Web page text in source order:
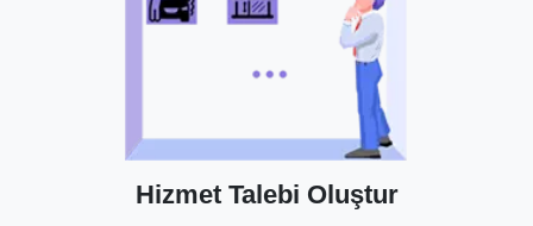
Hizmet Talebi Oluştur